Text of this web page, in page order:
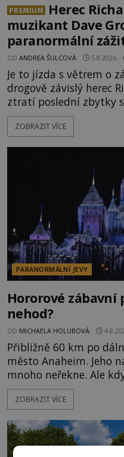
PREMIUM
Herec
muzikant Dave
paranormální
OD ANDREA ŠULCOVÁ 5.8.2026
Je to jízda s větrem o
drogově závislý herec
ztratí poslední zbytky
po silnicích ve svém
řetězu. Vše vyvrcholí
následně nalezne
momentem se
ZOBRAZIT VÍCE
PARANORMÁLNÍ JEVY
Hororové
nehod?
OD MICHAELA HOLUBOVÁ
Přibližně 60 km po
město Anaheim. Jeho
mnoho neřekne. Ale
Disneyland, je hned jasno. Zábavní park
poklidném místě
kolem 17 000 000
velká snaha to utajit,
ZOBRAZIT VÍCE